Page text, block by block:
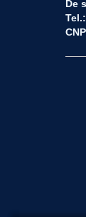
De